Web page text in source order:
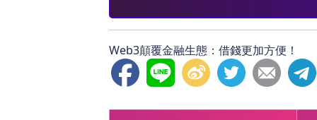
Web3顛覆金融生態：借錢更加方便！